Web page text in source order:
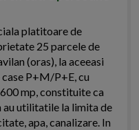
platitoare de
25 parcele de
(oras), la aceeasi
P+M/P+E, cu
mp, constituite ca
au utilitatile la limita de
apa, canalizare. In